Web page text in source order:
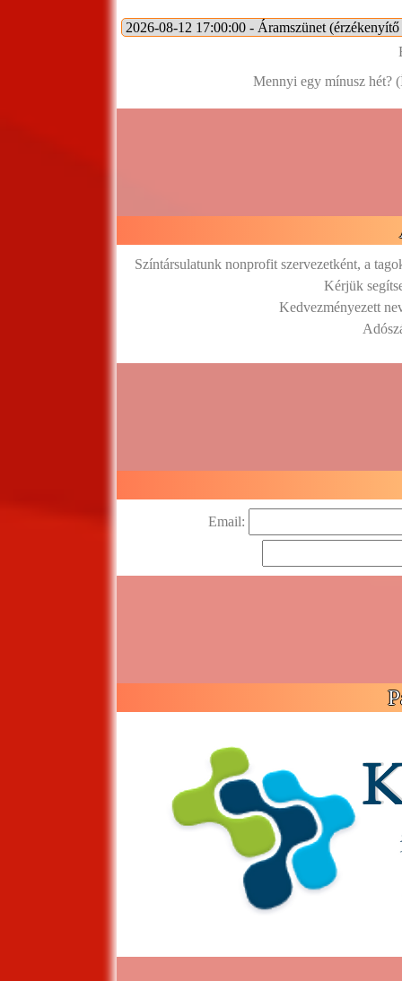
Mennyi egy mínusz hét?
Színtársulatunk nonprofit szervezetként, a
Kérjük
Kedvezményezett
Email: